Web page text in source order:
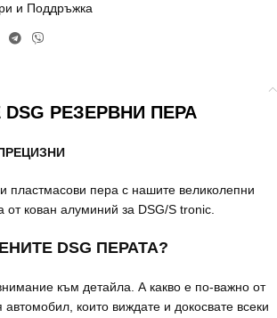
и Поддръжка
DSG РЕЗЕРВНИ ПЕРА
пластмасови пера с нашите великолепни
от кован алуминий за DSG/S tronic.
DSG ПЕРАТА?
към детайла. А какво е по-важно от
които виждате и докосвате всеки